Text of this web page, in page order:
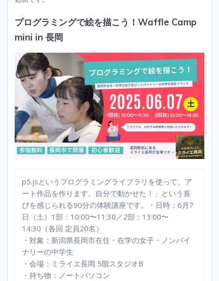
プログラミングで絵を描こう！Waffle Camp
mini in 長岡
p5.jsというプログラミングライブラリを使って、ア
ート作品を作ります。自分で動かせた！」という喜
びを感じられる90分の体験講座です。・日時：6月7
日（土）1部：10:00〜11:30／2部：13:00〜
14:30（各回 定員20名）
・対象：新潟県長岡市在住・在学の女子・ノンバイ
ナリーの中学生
・会場：ミライエ長岡 5階スタジオB
・持ち物：ノートパソコン